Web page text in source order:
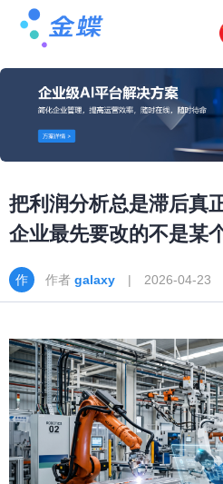
把利润分析总是滞后真
企业最先要改的不是某
作者 galaxy | 2026-04-23